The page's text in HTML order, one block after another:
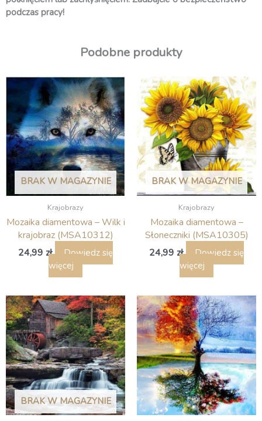
podczas pracy!
Podobne produkty
BRAK W MAGAZYNIE
Krajobrazy
Mozaika diamentowa – Wilk i
krajobraz (MSA10312)
24,99 zł
Dowiedz się
więcej
BRAK W MAGAZYNIE
Krajobrazy
Mozaika diamentowa –
Słoneczniki (MSA10305)
24,99 zł
Dowiedz się
więcej
BRAK W MAGAZYNIE